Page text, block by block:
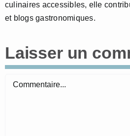
culinaires accessibles, elle
et blogs gastronomiques.
Laisser un
Commentaire